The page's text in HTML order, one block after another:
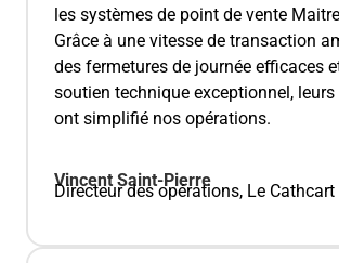
les systèmes de point de vente
Grâce à une vitesse de transaction
des fermetures de journée efficaces
soutien technique exceptionnel,
ont simplifié nos opérations.
Vincent Saint-Pierre
Directeur des opérations, Le Cathcart